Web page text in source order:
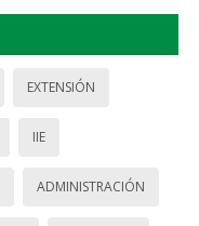
EXTENSIÓN
IIE
ADMINISTRACIÓN